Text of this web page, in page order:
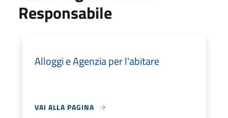
Responsabile
Alloggi e Agenzia per l'abitare
VAI ALLA PAGINA